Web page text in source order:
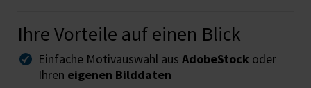
Ihre Vorteile auf einen Blick
Einfache Motivauswahl aus AdobeStock oder
Ihren eigenen Bilddaten